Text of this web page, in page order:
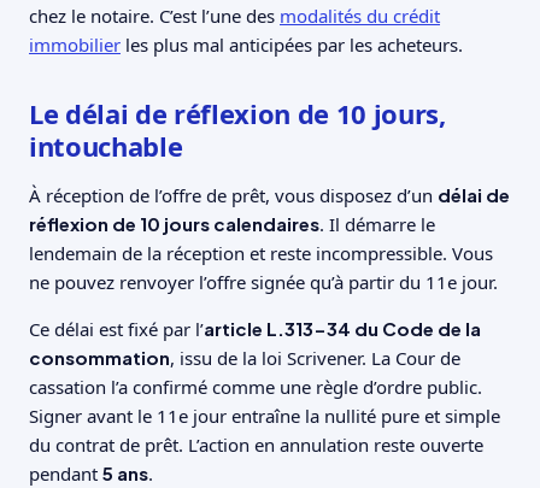
chez le notaire. C’est l’une des modalités du crédit
immobilier les plus mal anticipées par les acheteurs.
Le délai de réflexion de 10 jours,
intouchable
À réception de l’offre de prêt, vous disposez d’un délai de
réflexion de 10 jours calendaires. Il démarre le
lendemain de la réception et reste incompressible. Vous
ne pouvez renvoyer l’offre signée qu’à partir du 11e jour.
Ce délai est fixé par l’article L.313-34 du Code de la
consommation, issu de la loi Scrivener. La Cour de
cassation l’a confirmé comme une règle d’ordre public.
Signer avant le 11e jour entraîne la nullité pure et simple
du contrat de prêt. L’action en annulation reste ouverte
pendant 5 ans.